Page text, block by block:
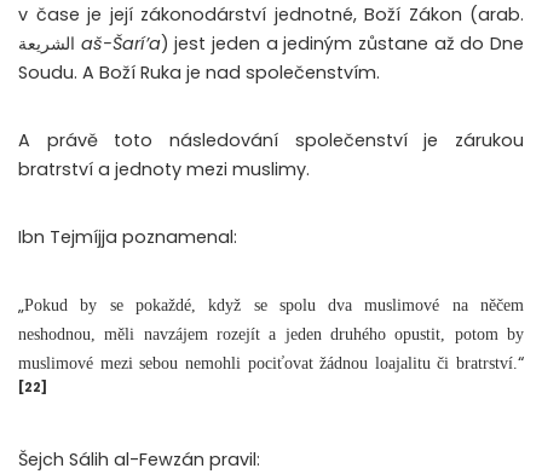
v čase je její zákonodárství jednotné, Boží Zákon (arab.
aš-Šarí’a) jest jeden a jediným zůstane až do Dne
Soudu. A Boží Ruka je nad společenstvím.
A právě toto následování společenství je zárukou
bratrství a jednoty mezi muslimy.
Ibn Tejmíjja poznamenal:
„Pokud by se pokaždé, když se spolu dva muslimové na něčem
neshodnou, měli navzájem rozejít a jeden druhého opustit, potom by
muslimové mezi sebou nemohli pociťovat žádnou loajalitu či bratrství. “
[22]
Šejch Sálih al-Fewzán pravil: